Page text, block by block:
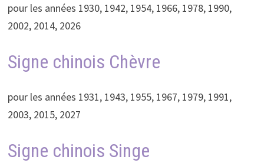
pour les années 1930, 1942, 1954, 1966, 1978, 1990,
2002, 2014, 2026
Signe chinois Chèvre
pour les années 1931, 1943, 1955, 1967, 1979, 1991,
2003, 2015, 2027
Signe chinois Singe